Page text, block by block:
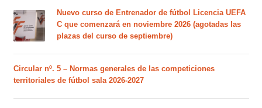
Nuevo curso de Entrenador de fútbol Licencia UEFA
C que comenzará en noviembre 2026 (agotadas las
plazas del curso de septiembre)
Circular nº. 5 – Normas generales de las competiciones
territoriales de fútbol sala 2026-2027